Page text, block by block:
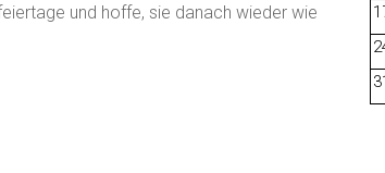
und hoffe, sie danach wieder wie